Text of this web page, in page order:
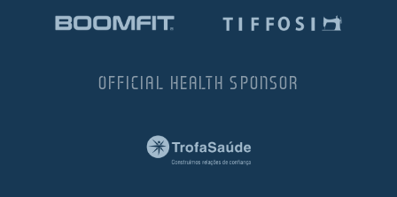
OFFICIAL HEALTH SPONSOR